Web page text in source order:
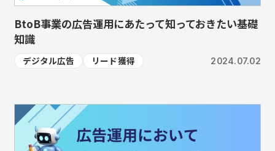
BtoB事業の広告運用にあたって知っておきたい基礎
知識
デジタル広告 リード獲得 2024.07.02